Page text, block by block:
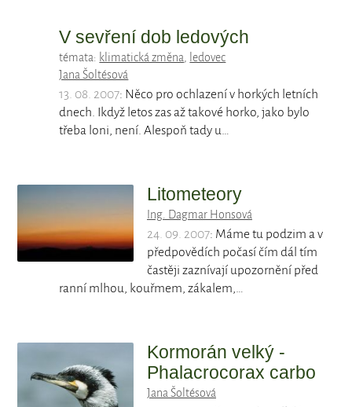
V sevření dob ledových
témata: klimatická změna
ledovec
Jana Šoltésová
13. 08. 2007: Něco pro ochlazení v horkých letních
dnech. Ikdyž letos zas až takové horko, jako bylo
třeba loni, není. Alespoň tady u…
Litometeory
Ing. Dagmar Honsová
24. 09. 2007: Máme tu podzim a v
předpovědích počasí čím dál tím
častěji zaznívají upozornění před
ranní mlhou, kouřmem, zákalem,…
Kormorán velký -
Phalacrocorax carbo
Jana Šoltésová